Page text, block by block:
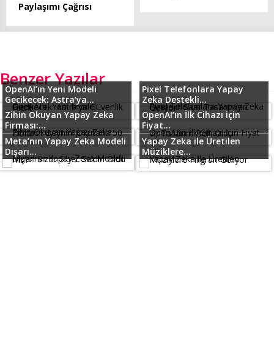
Paylaşımı Çağrısı
Benzer Yazılar
OpenAI’ın Yeni Modeli
Gecikecek: Astra’ya...
Pixel Telefonlara Yapay
Zeka Destekli...
Zihin Okuyan Yapay Zeka
Firması:...
OpenAI’ın İlk Cihazı için
Fiyat...
Meta’nın Yapay Zeka Modeli
Dışarı...
Yapay Zeka ile Üretilen
Müziklere...